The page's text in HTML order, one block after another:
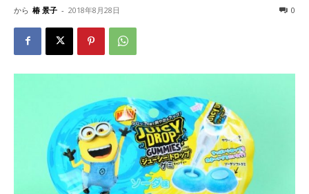
から 椿 景子 - 2018年8月28日 0